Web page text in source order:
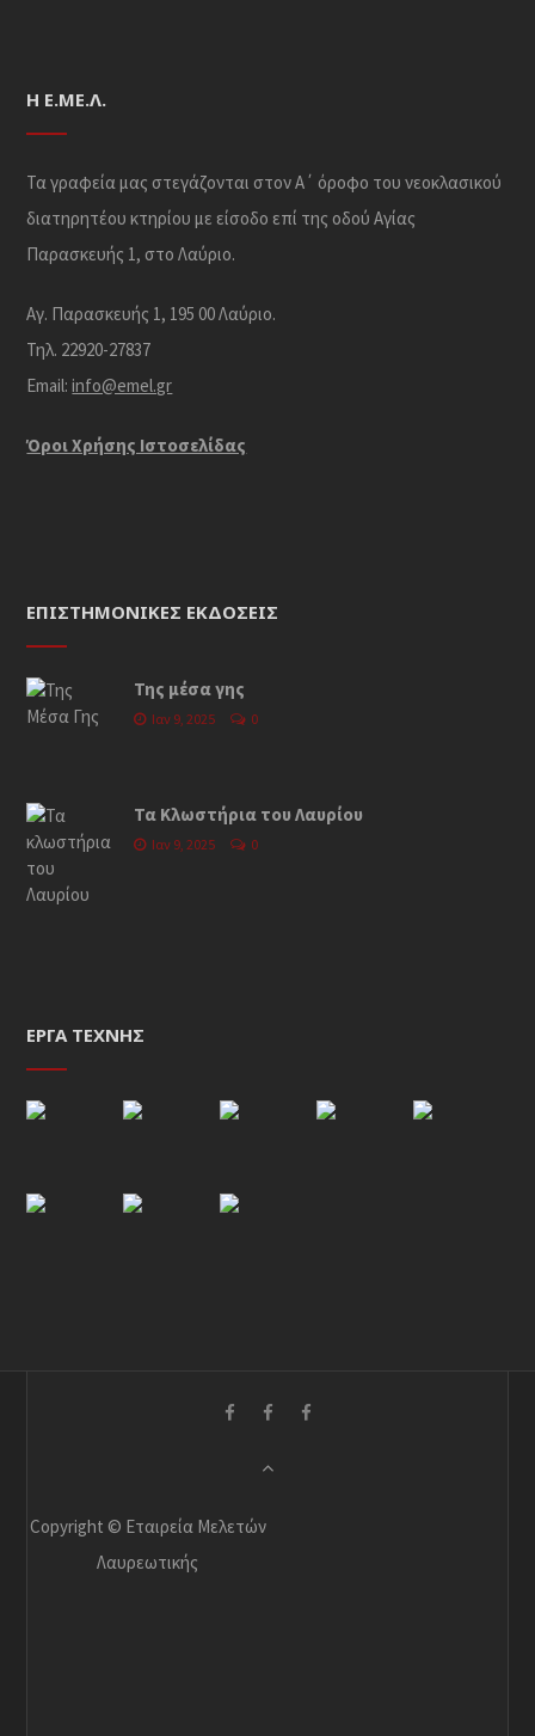
Η Ε.ΜΕ.Λ.
Τα γραφεία μας στεγάζονται στον Α΄ όροφο του νεοκλασικού
διατηρητέου κτηρίου με είσοδο επί της οδού Αγίας
Παρασκευής 1, στο Λαύριο.
Αγ. Παρασκευής 1, 195 00 Λαύριο.
Τηλ. 22920-27837
Email:info@emel.gr
Όροι Χρήσης Iστοσελίδας
ΕΠΙΣΤΗΜΟΝΙΚΈΣ ΕΚΔΌΣΕΙΣ
Της μέσα γης
Ιαν 9, 2025 0
Τα Κλωστήρια του Λαυρίου
Ιαν 9, 2025 0
ΈΡΓΑ ΤΈΧΝΗΣ
Copyright © Εταιρεία Μελετών
Λαυρεωτικής